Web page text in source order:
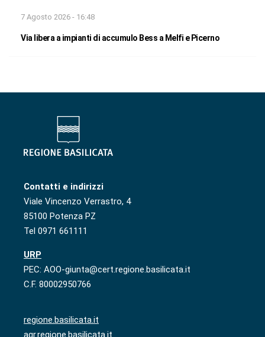
7 Agosto 2026 - 16:48
Via libera a impianti di accumulo Bess a Melfi e Picerno
Contatti e indirizzi
Viale Vincenzo Verrastro, 4
85100 Potenza PZ
Tel 0971 661111
URP
PEC: AOO-giunta@cert.regione.basilicata.it
C.F. 80002950766
regione.basilicata.it
agr.regione.basilicata.it